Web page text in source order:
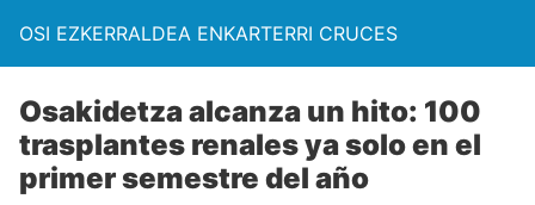
OSI EZKERRALDEA ENKARTERRI CRUCES
Osakidetza alcanza un hito: 100
trasplantes renales ya solo en el
primer semestre del año